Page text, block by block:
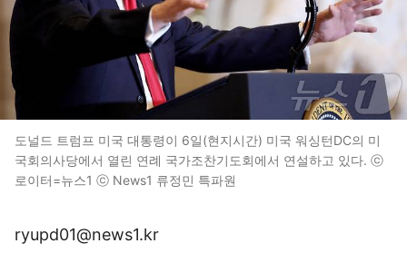
도널드 트럼프 미국 대통령이 6일(현지시간) 미국 워싱턴DC의 미
국회의사당에서 열린 연례 국가조찬기도회에서 연설하고 있다. ⓒ
로이터=뉴스1 ⓒ News1 류정민 특파원
ryupd01@news1.kr